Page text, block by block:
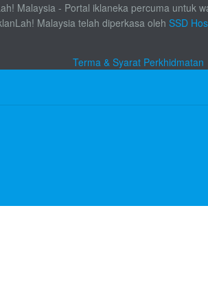
Malaysia - Portal iklaneka percuma untuk
Malaysia telah diperkasa oleh SSD
Terma & Syarat Perkhidmatan